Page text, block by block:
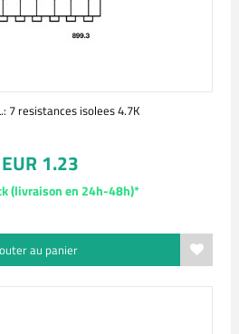
7 resistances isolees 4.7K
EUR 1.23
(livraison en 24h-48h)*
au panier